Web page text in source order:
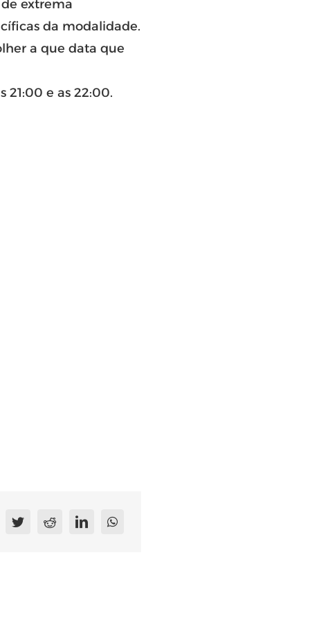
extrema
da modalidade.
a que data que
21:00 e as 22:00.